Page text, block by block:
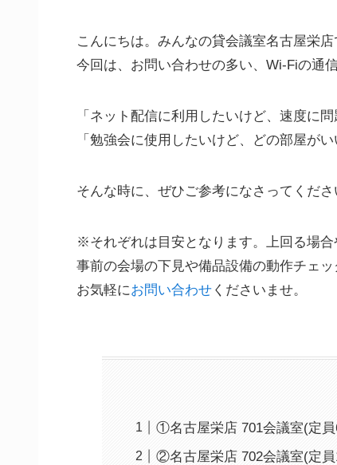
こんにちは。みんなの貸会議室名古屋栄店
今回は、お問い合わせの多い、Wi-Fiの通
「ネット配信に利用したいけど、速度に問
「勉強会に使用したいけど、どの部屋がい
そんな時に、ぜひご参考になさってくださ
※それぞれは目安となります。上回る場合
事前の会場の下見や備品設備の動作チェ
お気軽にお問い合わせ くださいませ。
①名古屋栄店 701会議室(定員
②名古屋栄店 702会議室(定員